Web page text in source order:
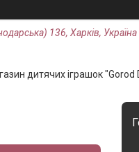
136, Харків, Україна
дитячих іграшок "Gorod